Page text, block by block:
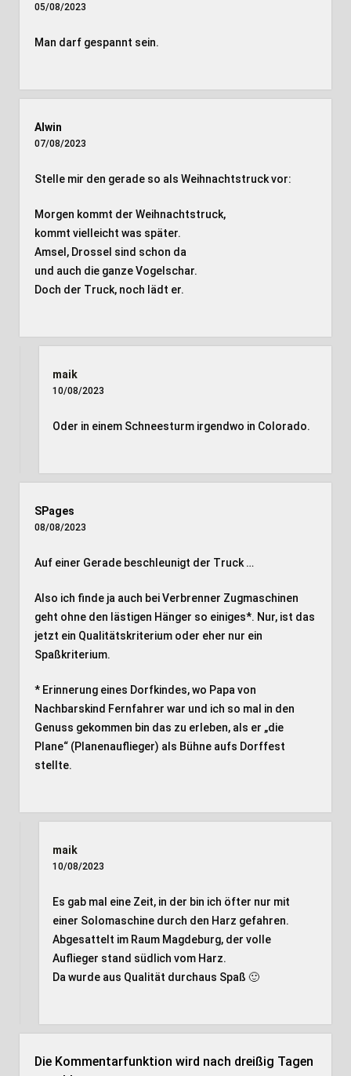
05/08/2023
Man darf gespannt sein.
Alwin
07/08/2023
Stelle mir den gerade so als Weihnachtstruck vor:
Morgen kommt der Weihnachtstruck,
kommt vielleicht was später.
Amsel, Drossel sind schon da
und auch die ganze Vogelschar.
Doch der Truck, noch lädt er.
maik
10/08/2023
Oder in einem Schneesturm irgendwo in Colorado.
SPages
08/08/2023
Auf einer Gerade beschleunigt der Truck …
Also ich finde ja auch bei Verbrenner Zugmaschinen
geht ohne den lästigen Hänger so einiges*. Nur, ist das
jetzt ein Qualitätskriterium oder eher nur ein
Spaßkriterium.
* Erinnerung eines Dorfkindes, wo Papa von
Nachbarskind Fernfahrer war und ich so mal in den
Genuss gekommen bin das zu erleben, als er „die
Plane“ (Planenauflieger) als Bühne aufs Dorffest
stellte.
maik
10/08/2023
Es gab mal eine Zeit, in der bin ich öfter nur mit
einer Solomaschine durch den Harz gefahren.
Abgesattelt im Raum Magdeburg, der volle
Auflieger stand südlich vom Harz.
Da wurde aus Qualität durchaus Spaß 🙂
Die Kommentarfunktion wird nach dreißig Tagen